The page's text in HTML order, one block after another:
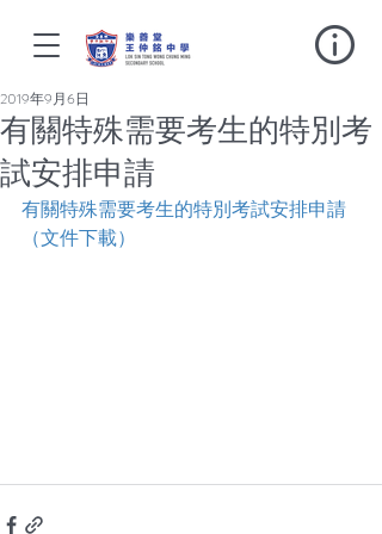
有關特殊需要考生的特別考
試安排申請
2019年9月6日
有關特殊需要考生的特別考試安排申請
（文件下載）